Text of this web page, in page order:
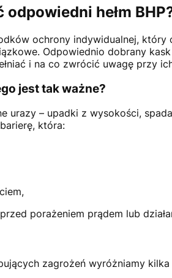
hełm
ochrony indywidualnej, który
Odpowiednio dobrany
i na co zwrócić uwagę przy
jest tak ważne?
urazy – upadki z wysokości,
która:
porażeniem prądem lub
zagrożeń wyróżniamy